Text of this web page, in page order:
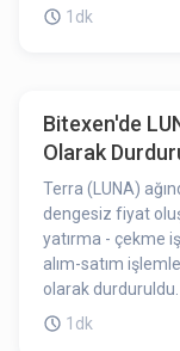
1dk
Bitexen'de
Olarak
Terra (LUNA)
dengesiz fiyat
yatırma - çekme
alım-satım
olarak durduruldu.
1dk